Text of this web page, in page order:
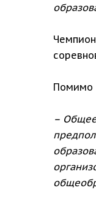
Помимо
–